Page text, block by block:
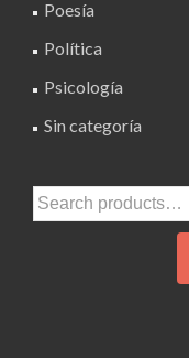
Poesía
Política
Psicología
Sin categoría
Search
for: